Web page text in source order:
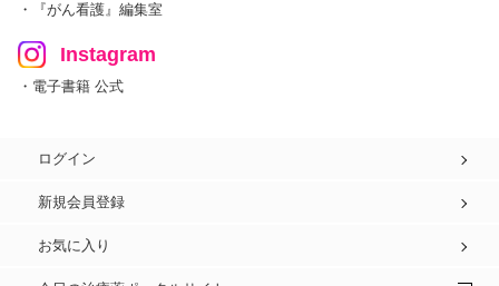
・『がん看護』編集室
Instagram
・電子書籍 公式
ログイン
新規会員登録
お気に入り